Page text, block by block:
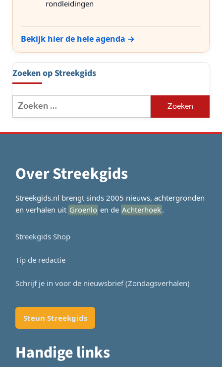
rondleidingen
Bekijk hier de hele agenda →
Zoeken op Streekgids
Zoeken
naar:
Over Streekgids
Streekgids.nl brengt sinds 2005 nieuws, achtergronden
en verhalen uit Groenlo en de Achterhoek.
Streekgids Shop
Tip de redactie
Schrijf je in voor de nieuwsbrief (Zondagsverhalen)
Steun Streekgids
Handige links